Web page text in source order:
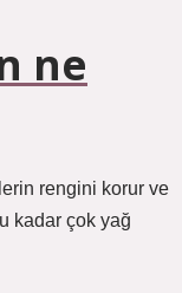
ne
rengini korur ve
kadar çok yağ